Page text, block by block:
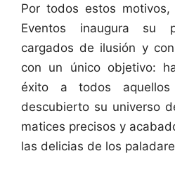
Por todos estos
Eventos inaugura su
cargados de ilusión y
con un único objetivo:
éxito a todos
descubierto su universo
matices precisos y
las delicias de los